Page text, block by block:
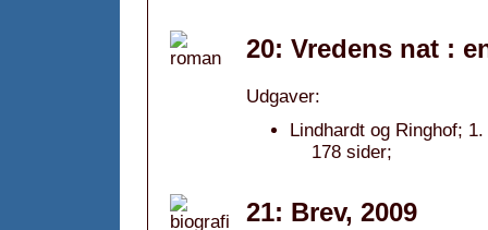
20: Vredens nat :
Udgaver:
Lindhardt og Ringhof;
178 sider;
21: Brev, 2009